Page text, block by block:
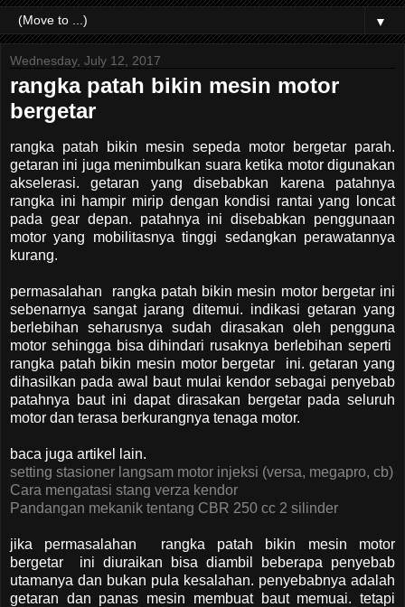
▼
Wednesday, July 12, 2017
rangka patah bikin mesin motor
bergetar
rangka patah bikin mesin sepeda motor bergetar parah.
getaran ini juga menimbulkan suara ketika motor digunakan
akselerasi. getaran yang disebabkan karena patahnya
rangka ini hampir mirip dengan kondisi rantai yang loncat
pada gear depan. patahnya ini disebabkan penggunaan
motor yang mobilitasnya tinggi sedangkan perawatannya
kurang.
permasalahan rangka patah bikin mesin motor bergetar ini
sebenarnya sangat jarang ditemui. indikasi getaran yang
berlebihan seharusnya sudah dirasakan oleh pengguna
motor sehingga bisa dihindari rusaknya berlebihan seperti
rangka patah bikin mesin motor bergetar ini. getaran yang
dihasilkan pada awal baut mulai kendor sebagai penyebab
patahnya baut ini dapat dirasakan bergetar pada seluruh
motor dan terasa berkurangnya tenaga motor.
baca juga artikel lain.
setting stasioner langsam motor injeksi (versa, megapro, cb)
Cara mengatasi stang verza kendor
Pandangan mekanik tentang CBR 250 cc 2 silinder
jika permasalahan rangka patah bikin mesin motor
bergetar ini diuraikan bisa diambil beberapa penyebab
utamanya dan bukan pula kesalahan. penyebabnya adalah
getaran dan panas mesin membuat baut memuai. tetapi